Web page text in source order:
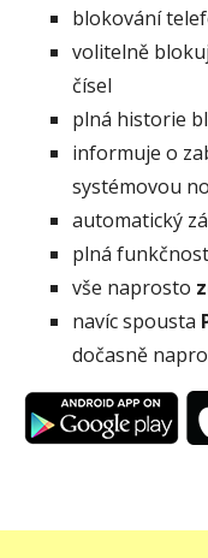
blokování
volitelně
čísel
plná historie
informuje o
systémovou
automatický
plná
vše naprosto
navíc spousta
dočasně